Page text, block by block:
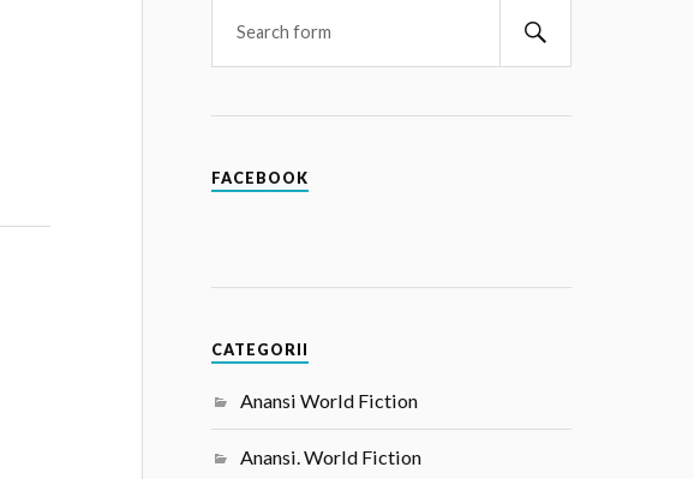
FACEBOOK
CATEGORII
Anansi World Fiction
Anansi. World Fiction